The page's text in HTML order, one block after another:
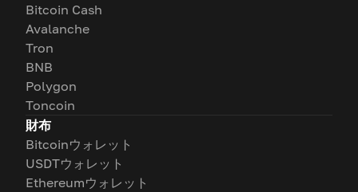
Bitcoin Cash
Avalanche
Tron
BNB
Polygon
Toncoin
財布
Bitcoinウォレット
USDTウォレット
Ethereumウォレット